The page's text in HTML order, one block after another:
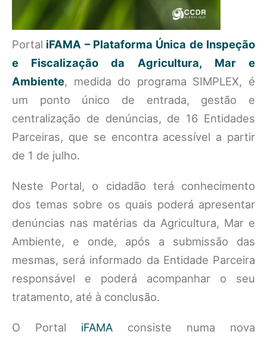
Portal iFAMA – Plataforma Única de Inspeção
e Fiscalização da Agricultura, Mar e
Ambiente, medida do programa SIMPLEX, é
um ponto único de entrada, gestão e
centralização de denúncias, de 16 Entidades
Parceiras, que se encontra acessível a partir
de 1 de julho.
Neste Portal, o cidadão terá conhecimento
dos temas sobre os quais poderá apresentar
denúncias nas matérias da Agricultura, Mar e
Ambiente, e onde, após a submissão das
mesmas, será informado da Entidade Parceira
responsável e poderá acompanhar o seu
tratamento, até à conclusão.
O Portal iFAMA consiste numa nova